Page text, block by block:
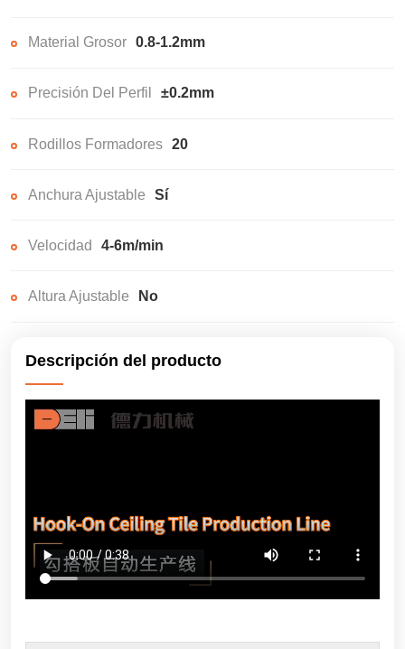
Material Grosor 0.8-1.2mm
Precisión Del Perfil ±0.2mm
Rodillos Formadores 20
Anchura Ajustable Sí
Velocidad 4-6m/min
Altura Ajustable No
Descripción del producto